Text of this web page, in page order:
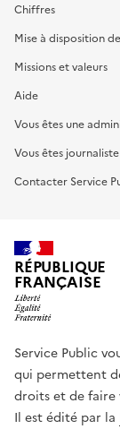
Chiffres
Mise à disposition
Missions et valeurs
Aide
Vous êtes une
Vous êtes
Contacter Service
RÉPUBLIQUE
FRANÇAISE
Service Public
qui permettent
droits et de faire
Il est édité par la